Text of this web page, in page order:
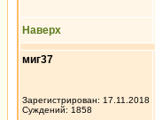
Наверх
миг37
Зарегистрирован: 17.11.2018
Суждений: 1858